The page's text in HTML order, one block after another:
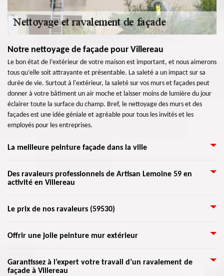
Notre nettoyage de façade pour Villereau
Le bon état de l’extérieur de votre maison est important, et nous aimerons
tous qu’elle soit attrayante et présentable. La saleté a un impact sur sa
durée de vie. Surtout à l'extérieur, la saleté sur vos murs et façades peut
donner à votre bâtiment un air moche et laisser moins de lumière du jour
éclairer toute la surface du champ. Bref, le nettoyage des murs et des
façades est une idée géniale et agréable pour tous les invités et les
employés pour les entreprises.
La meilleure peinture façade dans la ville
Il y a différents moyens de peindre la façade d’une maison. Mais il ne faut
pas oublier de s’informer dans votre mairie (59530) pour prendre
ville Villereau. Parmi les types de peinture, on distingue : résine tendue,
boiserie, lasure, crépi, l’enduit, ravalement projeté, peinture, etc. Nos
avoir une façade brillante. Pensez toujours à confier vos projets de
Des ravaleurs professionnels de Artisan Lemoine 59 en
activité en Villereau
Nous savons tous qu’un ravalement de façade consiste à redonner de
plus prudent. Procéder à un ravalement doit respecter et suivre plusieurs
parfaitement manipuler les matériels et méthodes à mettre en œuvre.
C’est un bel investissement, vous ne regretterez pas de nous avoir confié
Le prix de nos ravaleurs (59530)
Le ravalement consiste à rénover la façade et les murs extérieurs d’un
Lemoine 59, de nombreux travaux peuvent être entrepris avec un
Offrir une jolie peinture mur extérieur
Vous pouvez nous appeler pour peindre vos murs extérieurs. Nos artisans
spécialisés peuvent donner un air de fraicheur à vos murs avec une
Garantissez à l’expert votre travail d’un ravalement de
façade à Villereau